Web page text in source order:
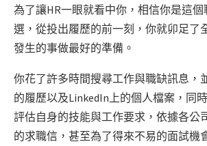
為了讓HR一眼就看中你，相信你是這個
選，從投出履歷的前一刻，你就卯足了
發生的事做最好的準備。
你花了許多時間搜尋工作與職缺訊息，
的履歷以及LinkedIn上的個人檔案，同
評估自身的技能與工作要求，依據各公
的求職信，甚至為了得來不易的面試機